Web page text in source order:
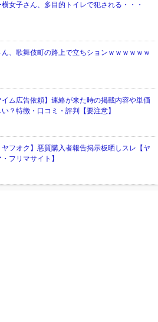
横女子さん、多目的トイレで犯される・・・
ん、歌舞伎町の路上で立ちションｗｗｗｗｗｗ
イム広告依頼】連絡が来た時の掲載内容や単価
い？特徴・口コミ・評判【要注意】
ヤフオク】悪質購入者報告掲示板晒しスレ【ヤ
フリマサイト】